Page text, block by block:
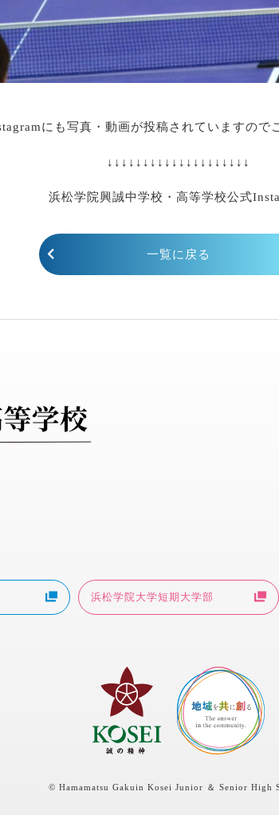
にも写真・動画が投稿されていますので
↓↓↓↓↓↓↓↓↓↓↓↓↓↓↓↓↓↓↓↓
浜松学院興誠中学校・高等学校公式
一覧に戻る
浜松学院大学短期大学部
© Hamamatsu Gakuin Kosei Junior ＆ Senior High